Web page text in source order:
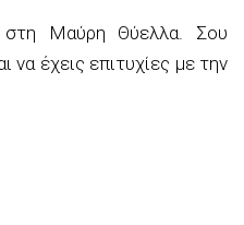
στη Μαύρη Θύελλα. Σου
να έχεις επιτυχίες με την